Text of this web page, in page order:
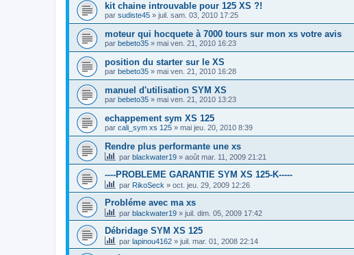
kit chaine introuvable pour 125 XS ?!
par sudiste45 » juil. sam. 03, 2010 17:25
moteur qui hocquete à 7000 tours sur mon xs votre avis
par bebeto35 » mai ven. 21, 2010 16:23
position du starter sur le XS
par bebeto35 » mai ven. 21, 2010 16:28
manuel d'utilisation SYM XS
par bebeto35 » mai ven. 21, 2010 13:23
echappement sym XS 125
par cali_sym xs 125 » mai jeu. 20, 2010 8:39
Rendre plus performante une xs
par blackwater19 » août mar. 11, 2009 21:21
----PROBLEME GARANTIE SYM XS 125-K-----
par RikoSeck » oct. jeu. 29, 2009 12:26
Probléme avec ma xs
par blackwater19 » juil. dim. 05, 2009 17:42
Débridage SYM XS 125
par lapinou4162 » juil. mar. 01, 2008 22:14